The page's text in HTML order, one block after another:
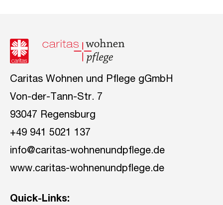
Caritas Wohnen und Pflege gGmbH
Von-der-Tann-Str. 7
93047 Regensburg
+49 941 5021 137
info@caritas-wohnenundpflege.de
www.caritas-wohnenundpflege.de
Quick-Links: